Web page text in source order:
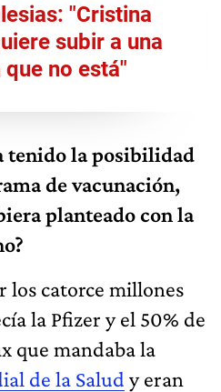
"Cristina
subir a una
no está"
tenido la posibilidad
de vacunación,
planteado con la
catorce millones
la Pfizer y el 50% de
que mandaba la
de la Salud y eran